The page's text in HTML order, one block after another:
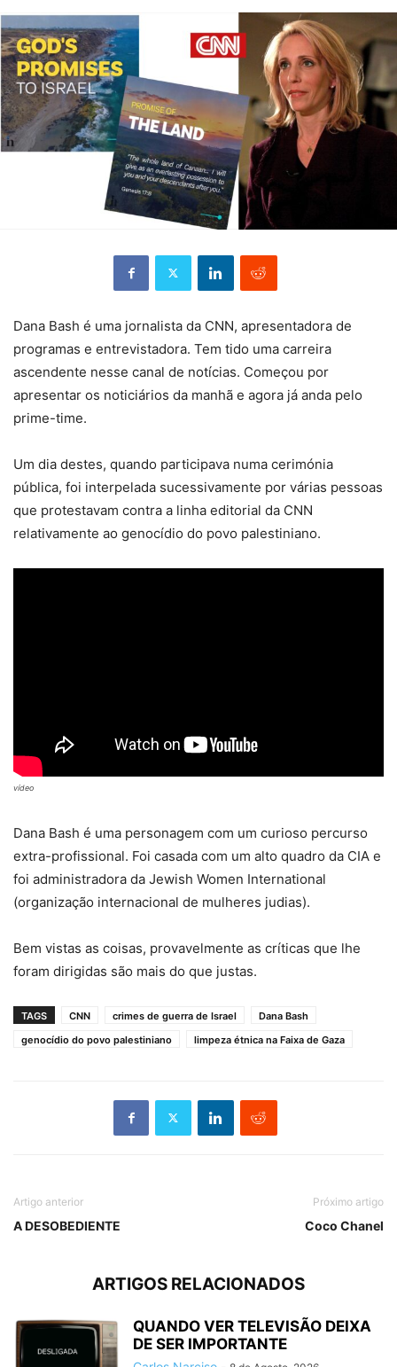
Dana Bash é uma jornalista da CNN, apresentadora de
programas e entrevistadora. Tem tido uma carreira
ascendente nesse canal de notícias. Começou por
apresentar os noticiários da manhã e agora já anda pelo
prime-time.
Um dia destes, quando participava numa cerimónia
pública, foi interpelada sucessivamente por várias pessoas
que protestavam contra a linha editorial da CNN
relativamente ao genocídio do povo palestiniano.
vídeo
Dana Bash é uma personagem com um curioso percurso
extra-profissional. Foi casada com um alto quadro da CIA e
foi administradora da Jewish Women International
(organização internacional de mulheres judias).
Bem vistas as coisas, provavelmente as críticas que lhe
foram dirigidas são mais do que justas.
TAGS CNN crimes de guerra de Israel
Dana Bash
genocídio do povo palestiniano
limpeza étnica na Faixa de Gaza
Artigo anterior
A DESOBEDIENTE
Próximo artigo
Coco Chanel
ARTIGOS RELACIONADOS
QUANDO VER TELEVISÃO DEIXA
DE SER IMPORTANTE